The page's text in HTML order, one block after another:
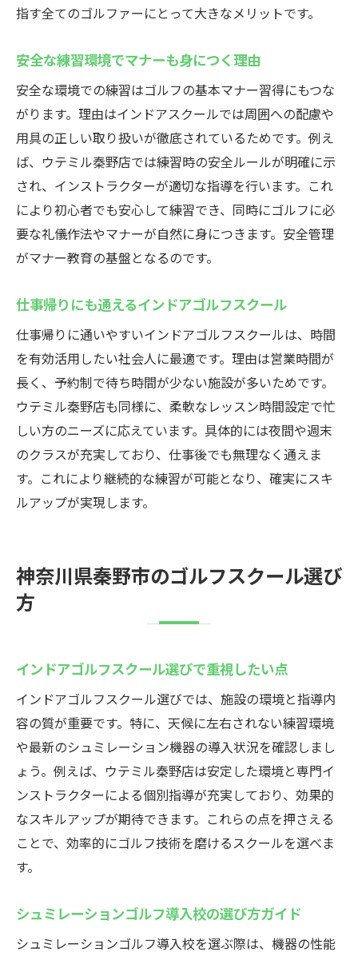
暑さ寒さを気にせず楽しめる環境づくり
家族や子供も安心して通えるインドア環境
秦野市の注目インドアゴルフスクールガイド
インドアゴルフスクールの選び方ポイント
集
地元で人気のシュミレーションゴルフ体験
談
料金や設備で選ぶおすすめスクールの特徴
パターゴルフ練習もできる施設のメリット
評判の良いインドアゴルフスクール比較
神奈川の秦野市でゴルフ練習を始めるならウテ
ミル秦野店
インドアゴルフスクールで始める基礎練習
術
ウテミル秦野店の初心者向けサポート内容
子供のゴルフデビューを応援する体制とは
安全面やマナー指導が充実したスクール選
休日や仕事終わりの利用しやすさに注目
インドアゴルフスクールが人気の理由に迫
口コミ高評価のゴルフスクール特徴まとめ
子供も安心して学べるインドア施設の工夫
シュミレーションゴルフを活かした練習法
マナーや安全面に配慮したスクールの魅力
秦野市で選ばれるインドアゴルフスクール
指す全てのゴルファーにとって大きなメリットです。
安全な練習環境でマナーも身につく理由
安全な環境での練習はゴルフの基本マナー習得にもつな
がります。理由はインドアスクールでは周囲への配慮や
用具の正しい取り扱いが徹底されているためです。例え
ば、ウテミル秦野店では練習時の安全ルールが明確に示
され、インストラクターが適切な指導を行います。これ
により初心者でも安心して練習でき、同時にゴルフに必
要な礼儀作法やマナーが自然に身につきます。安全管理
がマナー教育の基盤となるのです。
仕事帰りにも通えるインドアゴルフスクール
仕事帰りに通いやすいインドアゴルフスクールは、時間
を有効活用したい社会人に最適です。理由は営業時間が
長く、予約制で待ち時間が少ない施設が多いためです。
ウテミル秦野店も同様に、柔軟なレッスン時間設定で忙
しい方のニーズに応えています。具体的には夜間や週末
のクラスが充実しており、仕事後でも無理なく通えま
す。これにより継続的な練習が可能となり、確実にスキ
ルアップが実現します。
神奈川県秦野市のゴルフスクール選び
方
インドアゴルフスクール選びで重視したい点
インドアゴルフスクール選びでは、施設の環境と指導内
容の質が重要です。特に、天候に左右されない練習環境
や最新のシュミレーション機器の導入状況を確認しまし
ょう。例えば、ウテミル秦野店は安定した環境と専門イ
ンストラクターによる個別指導が充実しており、効果的
なスキルアップが期待できます。これらの点を押さえる
ことで、効率的にゴルフ技術を磨けるスクールを選べま
す。
シュミレーションゴルフ導入校の選び方ガイド
シュミレーションゴルフ導入校を選ぶ際は、機器の性能